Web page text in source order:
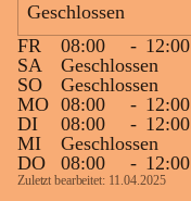
Geschlossen
FR
08:00 - 12:00
SA
Geschlossen
SO
Geschlossen
MO 08:00 - 12:00
DI
08:00 - 12:00
MI
Geschlossen
DO
08:00 - 12:00
Zuletzt bearbeitet: 11.04.2025